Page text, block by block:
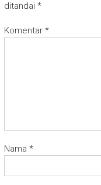
ditandai *
Komentar *
Nama *